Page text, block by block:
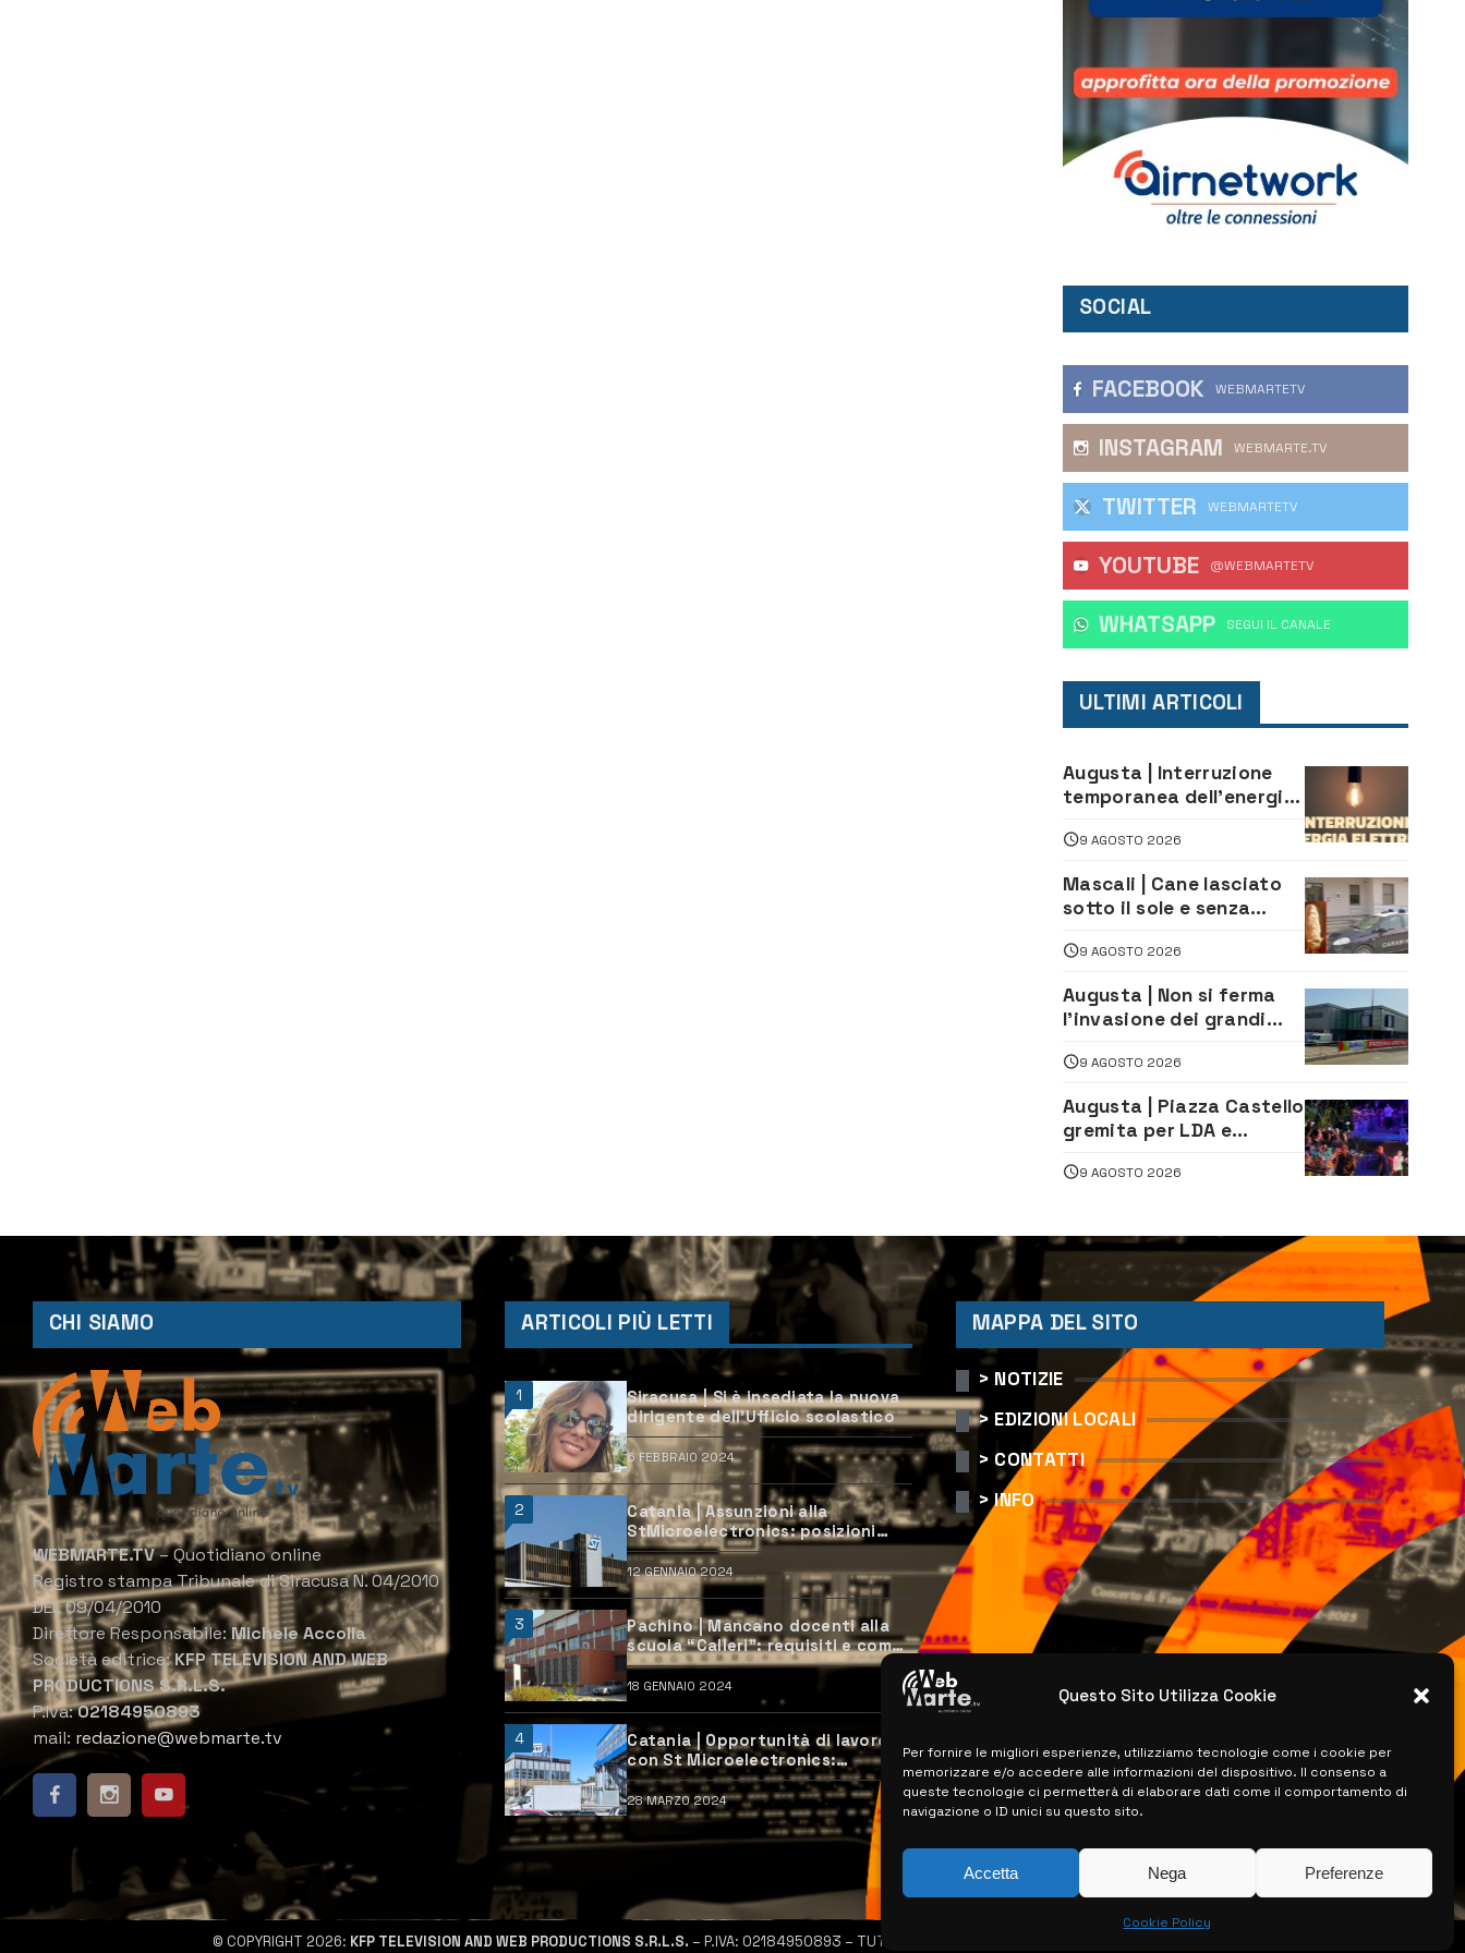
Questo Sito Utilizza Cookie
Per fornire le migliori esperienze, utilizziamo tecnologie come i cookie per
memorizzare e/o accedere alle informazioni del dispositivo. Il consenso a
queste tecnologie ci permetterà di elaborare dati come il comportamento di
navigazione o ID unici su questo sito.
Accetta Nega Preferenze
Cookie Policy
SOCIAL
FACEBOOK WEBMARTETV
INSTAGRAM WEBMARTE.TV
TWITTER WEBMARTETV
YOUTUBE @WEBMARTETV
WHATSAPP ‎SEGUI IL CANALE
ULTIMI ARTICOLI
Augusta | Interruzione
temporanea dell’energia
pomeriggio alla Borgata
per dei lavori
9 AGOSTO 2026
Mascali | Cane lasciato
sotto il sole e senza
denunciano proprietario
9 AGOSTO 2026
Augusta | Non si ferma
l’invasione dei grandi
9 AGOSTO 2026
Augusta | Piazza Castello
gremita per LDA e
ed emozioni per
9 AGOSTO 2026
CHI SIAMO
WEBMARTE.TV– Quotidiano online
Registro stampa Tribunale di Siracusa N. 04/2010
DEL 09/04/2010
Direttore Responsabile:Michele Accolla
Società editrice:KFP TELEVISION AND WEB
PRODUCTIONS S.R.L.S.
P.Iva:02184950893
mail: redazione@webmarte.tv
ARTICOLI PIÙ LETTI
1
Siracusa | Si è insediata la nuova
dirigente dell’Ufficio scolastico
6 FEBBRAIO 2024
2
Catania | Assunzioni alla
StMicroelectronics: posizioni
aperte e come candidarsi
12 GENNAIO 2024
3
Pachino | Mancano docenti alla
scuola “Calleri”: requisiti e come
candidarsi
18 GENNAIO 2024
4
Catania | Opportunità di lavoro
con St Microelectronics:
centinaia di assunzioni previste
28 MARZO 2024
MAPPA DEL SITO
> NOTIZIE
> EDIZIONI LOCALI
> CONTATTI
> INFO
© COPYRIGHT 2026: KFP TELEVISION AND WEB PRODUCTIONS S.R.L.S. – P.IVA: 02184950893 – TUTTI I DIRITTI RISERVATI –